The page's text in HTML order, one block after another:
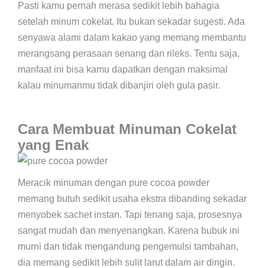
Pasti kamu pernah merasa sedikit lebih bahagia
setelah minum cokelat. Itu bukan sekadar sugesti. Ada
senyawa alami dalam kakao yang memang membantu
merangsang perasaan senang dan rileks. Tentu saja,
manfaat ini bisa kamu dapatkan dengan maksimal
kalau minumanmu tidak dibanjiri oleh gula pasir.
Cara Membuat Minuman Cokelat
yang Enak
Meracik minuman dengan pure cocoa powder
memang butuh sedikit usaha ekstra dibanding sekadar
menyobek sachet instan. Tapi tenang saja, prosesnya
sangat mudah dan menyenangkan. Karena bubuk ini
murni dan tidak mengandung pengemulsi tambahan,
dia memang sedikit lebih sulit larut dalam air dingin.